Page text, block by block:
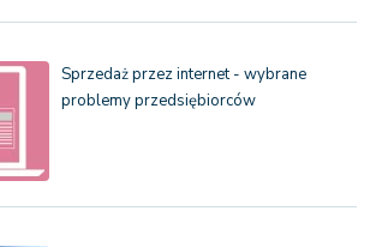
Sprzedaż przez internet - wybrane
problemy przedsiębiorców